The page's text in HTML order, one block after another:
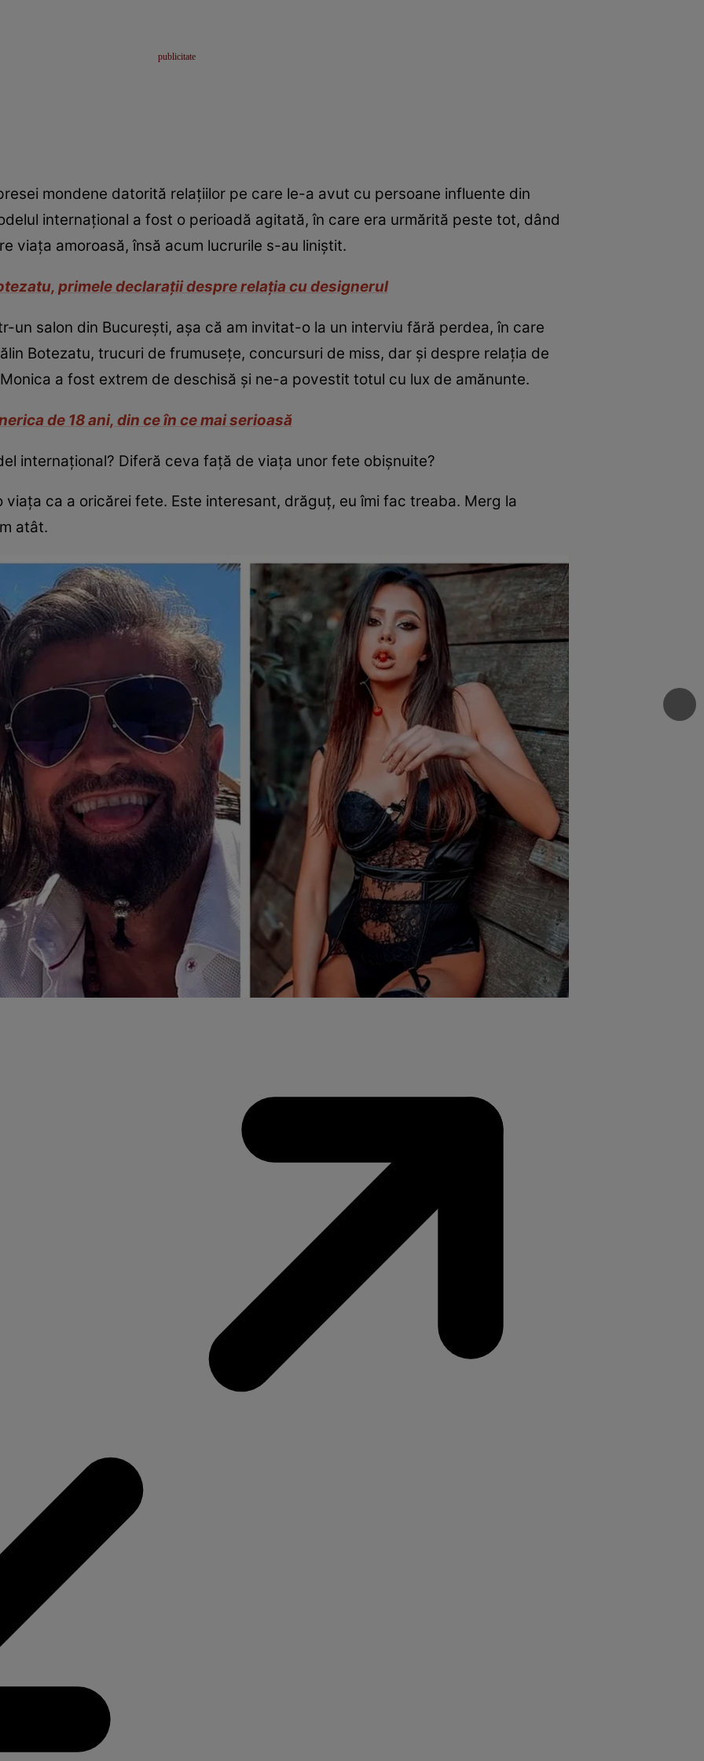
mondene datorită relațiilor pe care le-a avut cu persoane influente din
internațional a fost o perioadă agitată, în care era urmărită peste tot, dând
viața amoroasă, însă acum lucrurile s-au liniștit.
primele declarații despre relația cu designerul
un salon din București, așa că am invitat-o la un interviu fără perdea, în care
Botezatu, trucuri de frumusețe, concursuri de miss, dar și despre relația de
a fost extrem de deschisă și ne-a povestit totul cu lux de amănunte.
de 18 ani, din ce în ce mai serioasă
internațional? Diferă ceva față de viața unor fete obișnuite?
viața ca a oricărei fete. Este interesant, drăguț, eu îmi fac treaba. Merg la
atât.